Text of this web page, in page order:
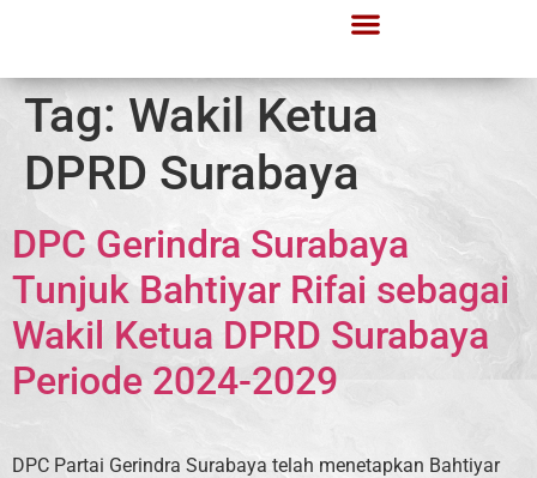
Tag: Wakil Ketua
DPRD Surabaya
DPC Gerindra Surabaya
Tunjuk Bahtiyar Rifai sebagai
Wakil Ketua DPRD Surabaya
Periode 2024-2029
DPC Partai Gerindra Surabaya telah menetapkan Bahtiyar